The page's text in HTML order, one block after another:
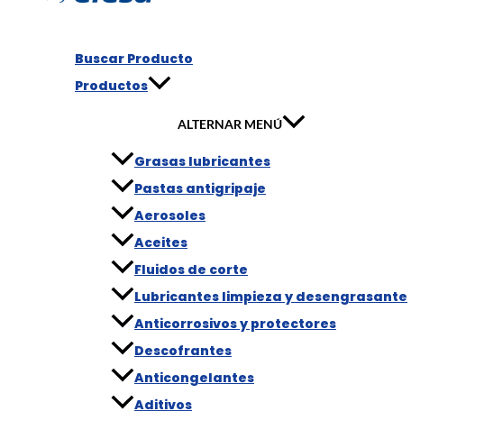
Buscar Producto
Productos
ALTERNAR MENÚ
Grasas lubricantes
Pastas antigripaje
Aerosoles
Aceites
Fluidos de corte
Lubricantes limpieza y desengrasante
Anticorrosivos y protectores
Descofrantes
Anticongelantes
Aditivos